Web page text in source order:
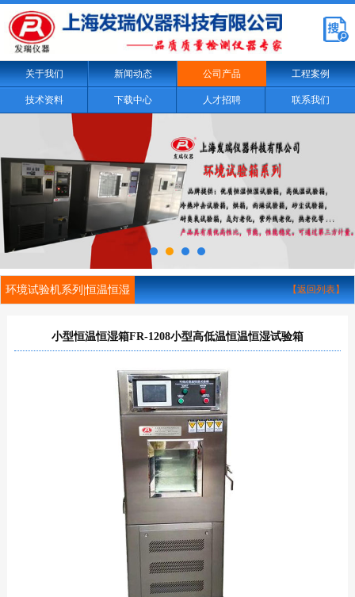
关于我们 新闻动态 公司产品 工程案例
技术资料 下载中心 人才招聘 联系我们
环境试验机系列|恒温恒湿 【返回列表】
小型恒温恒湿箱FR-1208小型高低温恒温恒湿试验箱